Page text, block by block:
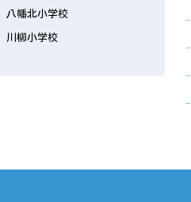
八幡北小学校
川柳小学校